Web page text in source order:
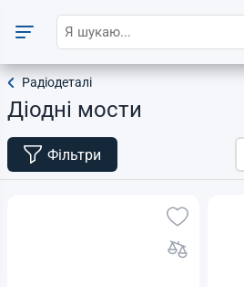
Радіодеталі
Діодні мости
Фільтри